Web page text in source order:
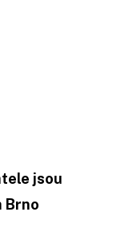
jsou
Brno